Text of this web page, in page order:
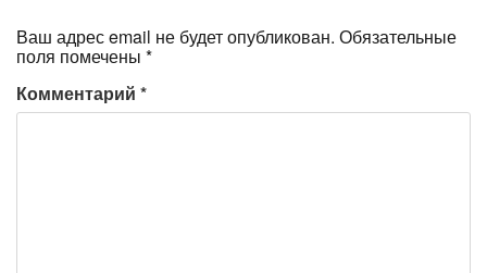
Ваш адрес email не будет опубликован. Обязательные
поля помечены *
Комментарий *